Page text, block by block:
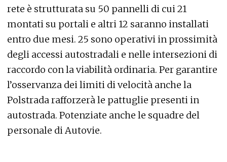
rete è strutturata su 50 pannelli di cui 21
montati su portali e altri 12 saranno installati
entro due mesi. 25 sono operativi in prossimità
degli accessi autostradali e nelle intersezioni di
raccordo con la viabilità ordinaria. Per garantire
l’osservanza dei limiti di velocità anche la
Polstrada rafforzerà le pattuglie presenti in
autostrada. Potenziate anche le squadre del
personale di Autovie.